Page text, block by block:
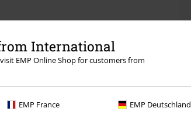
International
EMP Online Shop for customers from
EMP France EMP Deutschland